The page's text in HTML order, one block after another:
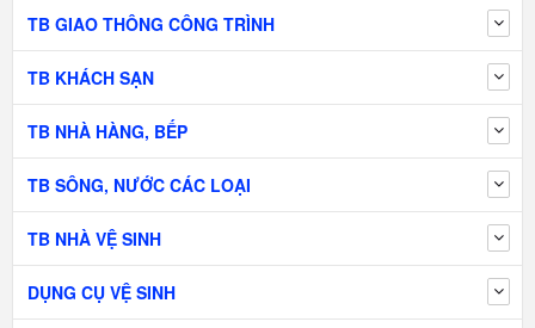
TB GIAO THÔNG CÔNG TRÌNH
TB KHÁCH SẠN
TB NHÀ HÀNG, BẾP
TB SÔNG, NƯỚC CÁC LOẠI
TB NHÀ VỆ SINH
DỤNG CỤ VỆ SINH